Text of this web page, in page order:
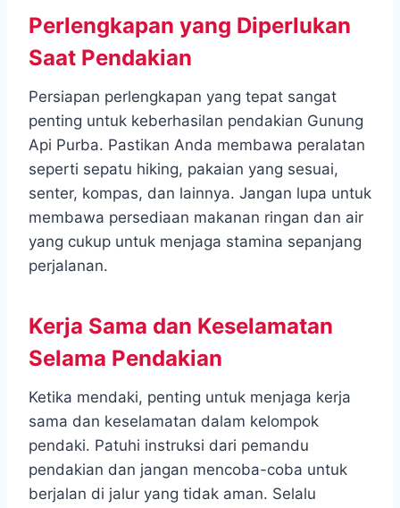
Perlengkapan yang Diperlukan
Saat Pendakian
Persiapan perlengkapan yang tepat sangat
penting untuk keberhasilan pendakian Gunung
Api Purba. Pastikan Anda membawa peralatan
seperti sepatu hiking, pakaian yang sesuai,
senter, kompas, dan lainnya. Jangan lupa untuk
membawa persediaan makanan ringan dan air
yang cukup untuk menjaga stamina sepanjang
perjalanan.
Kerja Sama dan Keselamatan
Selama Pendakian
Ketika mendaki, penting untuk menjaga kerja
sama dan keselamatan dalam kelompok
pendaki. Patuhi instruksi dari pemandu
pendakian dan jangan mencoba-coba untuk
berjalan di jalur yang tidak aman. Selalu